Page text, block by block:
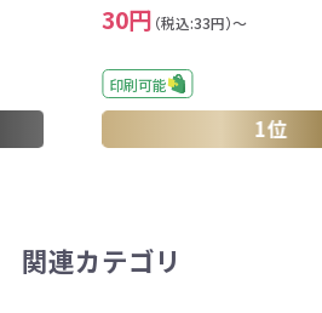
30円 （税込:33円）～
印刷可能
1位
関連カテゴリ